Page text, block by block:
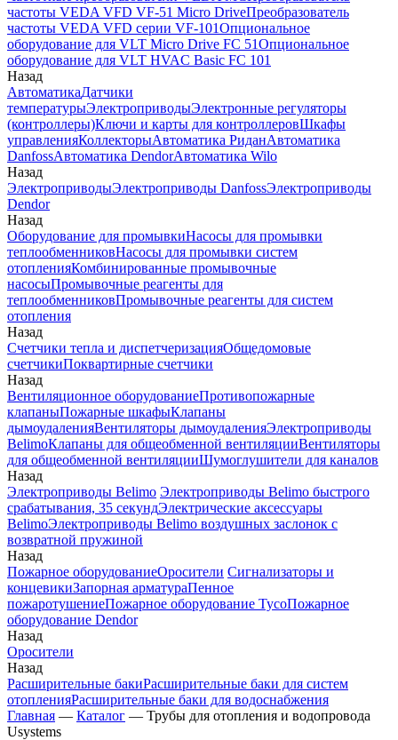
частоты VEDA VFD VF-51 Micro DriveПреобразователь
частоты VEDA VFD серии VF-101Опциональное
оборудование для VLT Micro Drive FC 51Опциональное
оборудование для VLT HVAC Basic FC 101
Назад
АвтоматикаДатчики
температурыЭлектроприводыЭлектронные регуляторы
(контроллеры)Ключи и карты для контроллеровШкафы
управленияКоллекторыАвтоматика РиданАвтоматика
DanfossАвтоматика DendorАвтоматика Wilo
Назад
ЭлектроприводыЭлектроприводы DanfossЭлектроприводы
Dendor
Назад
Оборудование для промывкиНасосы для промывки
теплообменниковНасосы для промывки систем
отопленияКомбинированные промывочные
насосыПромывочные реагенты для
теплообменниковПромывочные реагенты для систем
отопления
Назад
Счетчики тепла и диспетчеризацияОбщедомовые
счетчикиПоквартирные счетчики
Назад
Вентиляционное оборудованиеПротивопожарные
клапаныПожарные шкафыКлапаны
дымоудаленияВентиляторы дымоудаленияЭлектроприводы
BelimoКлапаны для общеобменной вентиляцииВентиляторы
для общеобменной вентиляцииШумоглушители для каналов
Назад
Электроприводы Belimo Электроприводы Belimo быстрого
срабатывания, 35 секундЭлектрические аксессуары
BelimoЭлектроприводы Belimo воздушных заслонок c
возвратной пружиной
Назад
Пожарное оборудованиеОросители Сигнализаторы и
концевикиЗапорная арматураПенное
пожаротушениеПожарное оборудование TycoПожарное
оборудование Dendor
Назад
Оросители
Назад
Расширительные бакиРасширительные баки для систем
отопленияРасширительные баки для водоснабжения
Главная — Каталог — Трубы для отопления и водопровода
Usystems